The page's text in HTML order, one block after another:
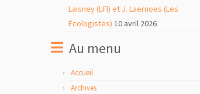
Laisney (LFI) et J. Laernoes (Les
Écologistes) 10 avril 2026
Au menu
Accueil
Archives